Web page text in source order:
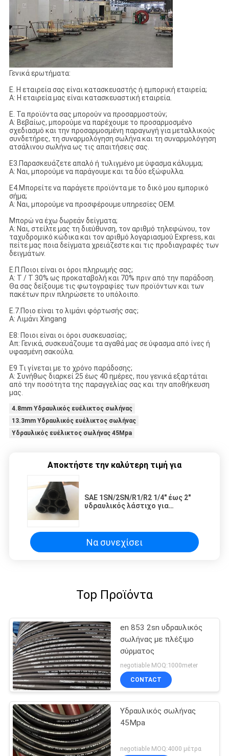
Γενικά ερωτήματα:
Ε. Η εταιρεία σας είναι κατασκευαστής ή εμπορική εταιρεία;
Α: Η εταιρεία μας είναι κατασκευαστική εταιρεία.
Ε. Τα προϊόντα σας μπορούν να προσαρμοστούν;
Α: Βεβαίως, μπορούμε να παρέχουμε το προσαρμοσμένο
σχεδιασμό και την προσαρμοσμένη παραγωγή για μεταλλικούς
συνδετήρες, τη συναρμολόγηση σωλήνα και τη συναρμολόγηση
ατσάλινου σωλήνα ως τις απαιτήσεις σας.
Ε3.Παρασκευάζετε απαλό ή τυλιγμένο με ύφασμα κάλυμμα;
Α: Ναι, μπορούμε να παράγουμε και τα δύο εξώφυλλα.
Ε4.Μπορείτε να παράγετε προϊόντα με το δικό μου εμπορικό
σήμα;
Α: Ναι, μπορούμε να προσφέρουμε υπηρεσίες OEM.
Μπορώ να έχω δωρεάν δείγματα;
Α: Ναι, στείλτε μας τη διεύθυνση, τον αριθμό τηλεφώνου, τον
ταχυδρομικό κώδικα και τον αριθμό λογαριασμού Express, και
πείτε μας ποια δείγματα χρειάζεστε και τις προδιαγραφές των
δειγμάτων.
Ε.Π.Ποιοι είναι οι όροι πληρωμής σας;
Α: T / T 30% ως προκαταβολή και 70% πριν από την παράδοση.
Θα σας δείξουμε τις φωτογραφίες των προϊόντων και των
πακέτων πριν πληρώσετε το υπόλοιπο.
Ε.7.Ποιο είναι το λιμάνι φόρτωσής σας;
Α: Λιμάνι Xingang
Ε8: Ποιοι είναι οι όροι συσκευασίας;
Απ: Γενικά, συσκευάζουμε τα αγαθά μας σε ύφασμα από ίνες ή
υφασμένη σακούλα.
Ε9 Τι γίνεται με το χρόνο παράδοσης;
Α: Συνήθως διαρκεί 25 έως 40 ημέρες, που γενικά εξαρτάται
από την ποσότητα της παραγγελίας σας και την αποθήκευση
μας.
4.8mm Υδραυλικός ευέλικτος σωλήνας
13.3mm Υδραυλικός ευέλικτος σωλήνας
Υδραυλικός ευέλικτος σωλήνας 45Mpa
Αποκτήστε την καλύτερη τιμή για
SAE 1SN/2SN/R1/R2 1/4" έως 2"
υδραυλικός λάστιχο για
πλέξιμο
Να συνεχίσει
Top Προϊόντα
en 853 2sn υδραυλικός
σωλήνας με πλέξιμο
σύρματος
negotiable MOQ:1000meter
CONTACT
Υδραυλικός σωλήνας
45Mpa
negotiable MOQ:4000 μέτρα